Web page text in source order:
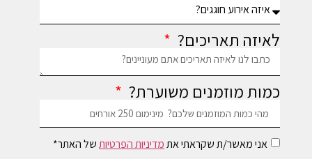
לאיזה תאריכים?
כמות מוזמנים משוערת?
אני מאשר/ת שקראתי אתמדיניות הפרטיותשל האתר*